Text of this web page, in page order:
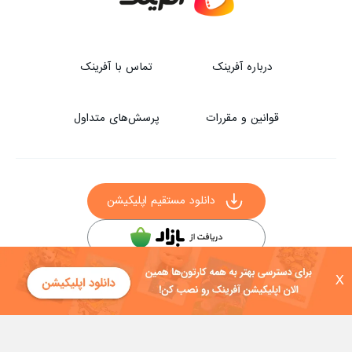
X
درباره آفرینک تماس با آفرینک
قوانین و مقررات پرسش‌های متداول
دانلود مستقیم اپلیکیشن
سایر راه‌های دانلود آفرینک